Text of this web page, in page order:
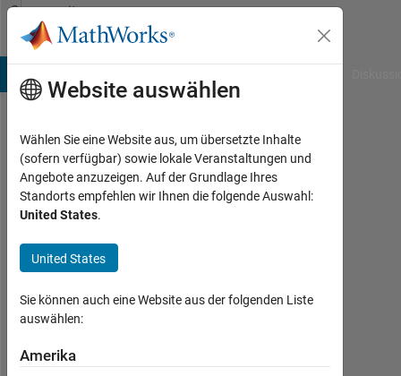
Weiter zum Inhalt
Community
Profile
Sashank
Last
seen: 6
Monate
vor
|
seit
2024
Followers:
Website auswählen
Wählen Sie eine Website aus, um übersetzte Inhalte
(sofern verfügbar) sowie lokale Veranstaltungen und
Angebote anzuzeigen. Auf der Grundlage Ihres
Standorts empfehlen wir Ihnen die folgende Auswahl:
United States.
United States
Sie können auch eine Website aus der folgenden Liste
auswählen:
Amerika